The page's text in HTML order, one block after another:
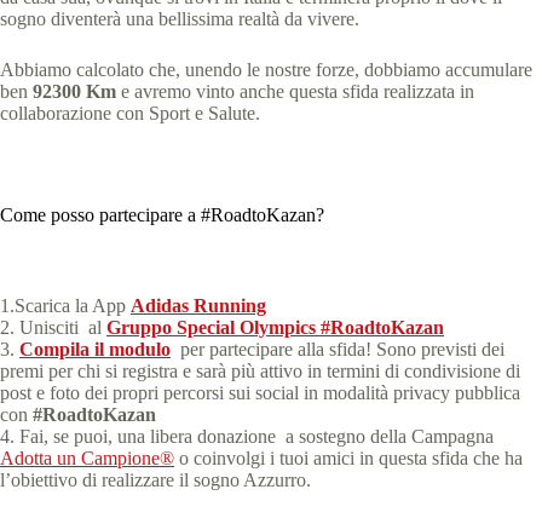
sogno diventerà una bellissima realtà da vivere.
Abbiamo calcolato che, unendo le nostre forze, dobbiamo accumulare
ben 92300 Km e avremo vinto anche questa sfida realizzata in
collaborazione con Sport e Salute.
Come posso partecipare a #RoadtoKazan?
1.Scarica la App Adidas Running
2. Unisciti al Gruppo Special Olympics #RoadtoKazan
3. Compila il modulo per partecipare alla sfida! Sono previsti dei
premi per chi si registra e sarà più attivo in termini di condivisione di
post e foto dei propri percorsi sui social in modalità privacy pubblica
con #RoadtoKazan
4. Fai, se puoi, una libera donazione a sostegno della Campagna
Adotta un Campione® o coinvolgi i tuoi amici in questa sfida che ha
l’obiettivo di realizzare il sogno Azzurro.